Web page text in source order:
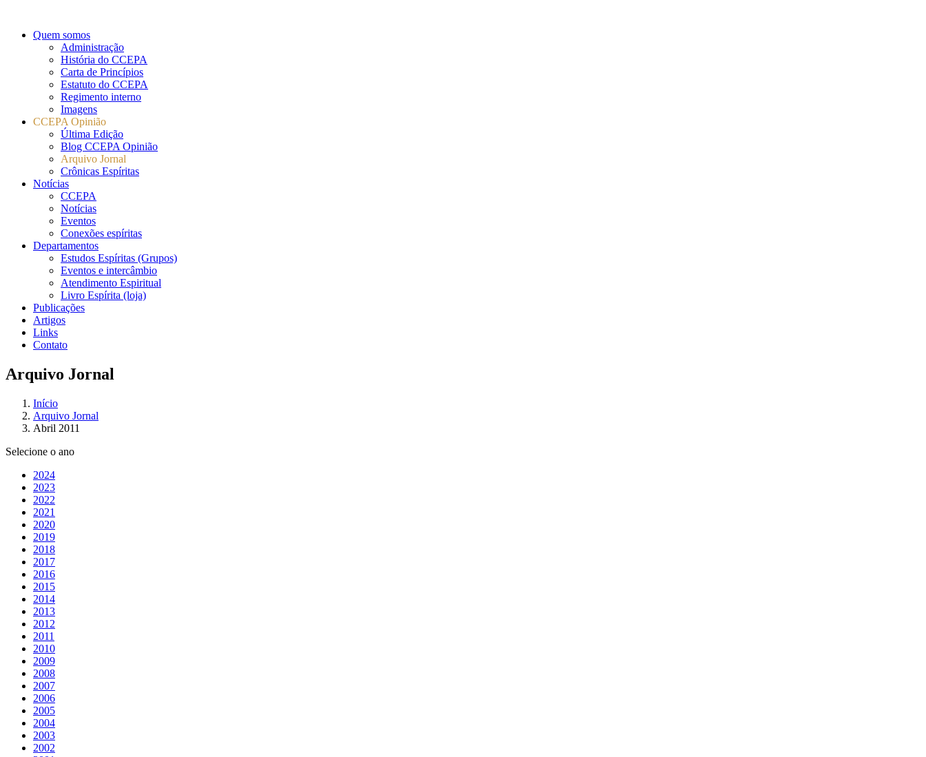
Quem somos
Administração
História do CCEPA
Carta de Princípios
Estatuto do CCEPA
Regimento interno
Imagens
CCEPA Opinião
Última Edição
Blog CCEPA Opinião
Arquivo Jornal
Crônicas Espíritas
Notícias
CCEPA
Notícias
Eventos
Conexões espíritas
Departamentos
Estudos Espíritas (Grupos)
Eventos e intercâmbio
Atendimento Espiritual
Livro Espírita (loja)
Publicações
Artigos
Links
Contato
Arquivo Jornal
Início
Arquivo Jornal
Abril 2011
Selecione o ano
2024
2023
2022
2021
2020
2019
2018
2017
2016
2015
2014
2013
2012
2011
2010
2009
2008
2007
2006
2005
2004
2003
2002